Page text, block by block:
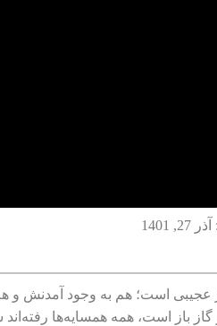
آذر 27, 1401
است؛ هم به وجود آمدنش و
باز است، همه همسایه‌ها